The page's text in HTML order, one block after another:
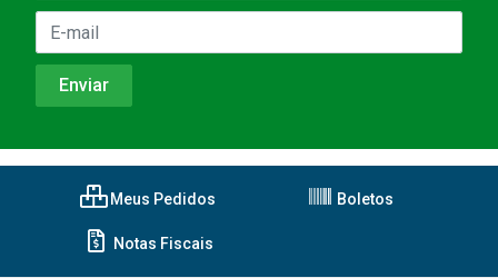
Meus Pedidos Boletos
Notas Fiscais